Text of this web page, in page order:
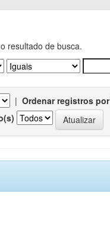
resultado de busca.
| Ordenar registros por